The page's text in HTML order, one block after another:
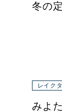
冬の
レイク
みよ